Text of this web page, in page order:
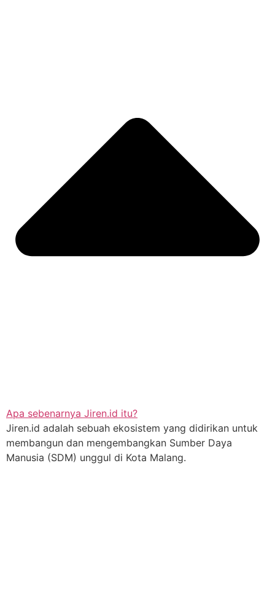
Apa sebenarnya Jiren.id itu?
Jiren.id adalah sebuah ekosistem yang didirikan untuk
membangun dan mengembangkan Sumber Daya
Manusia (SDM) unggul di Kota Malang.